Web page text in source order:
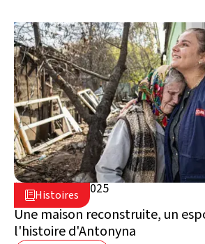
 Histoires
23 octobre 2025
Ukraine
Une maison reconstruite, un
l'histoire d'Antonyna